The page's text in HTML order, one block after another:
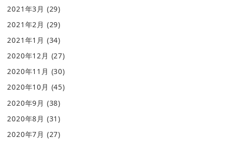
2021年3月 (29)
2021年2月 (29)
2021年1月 (34)
2020年12月 (27)
2020年11月 (30)
2020年10月 (45)
2020年9月 (38)
2020年8月 (31)
2020年7月 (27)